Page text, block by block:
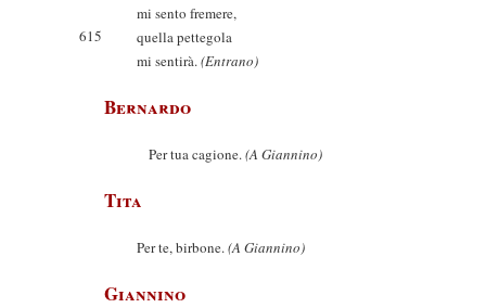
mi sento fremere,
615
quella pettegola
mi sentirà.(Entrano)
Bernardo
Per tua cagione.(A Giannino)
Tita
Per te, birbone.(A Giannino)
Giannino